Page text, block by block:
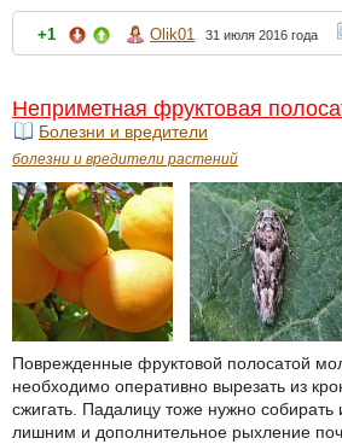
+1 Olik01 31 июля 2016 года
Неприметная фруктовая
Болезни и вредители
болезни и вредители растений
Поврежденные фруктовой полосатой
необходимо оперативно вырезать из
сжигать. Падалицу тоже нужно собирать
лишним и дополнительное рыхление